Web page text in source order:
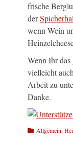
frische
der
wenn Wein
Wenn Ihr
vielleicht
Arbeit zu
Danke.
Kategorien
Allgemein,